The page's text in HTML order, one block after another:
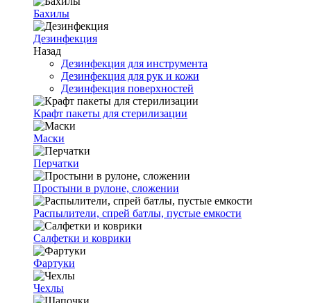
Бахилы
Дезинфекция
Назад
Дезинфекция для инструмента
Дезинфекция для рук и кожи
Дезинфекция поверхностей
Крафт пакеты для стерилизации
Маски
Перчатки
Простыни в рулоне, сложении
Распылители, спрей батлы, пустые емкости
Салфетки и коврики
Фартуки
Чехлы